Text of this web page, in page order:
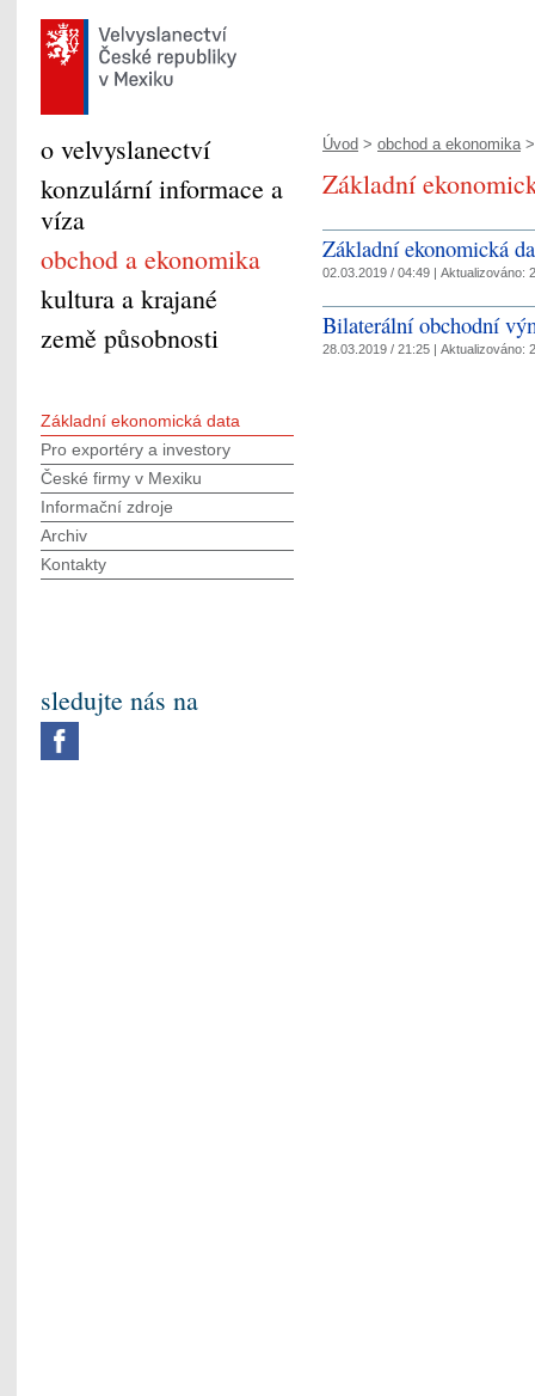
Úvod > obchod a ekonomika>
Základní
Základní ekonomická
02.03.2019 / 04:49 | Aktualizováno:
Bilaterální obchodní
28.03.2019 / 21:25 | Aktualizováno:
o velvyslanectví
konzulární informace a
víza
obchod a ekonomika
kultura a krajané
země působnosti
Základní ekonomická data
Pro exportéry a investory
České firmy v Mexiku
Informační zdroje
Archiv
Kontakty
sledujte nás na